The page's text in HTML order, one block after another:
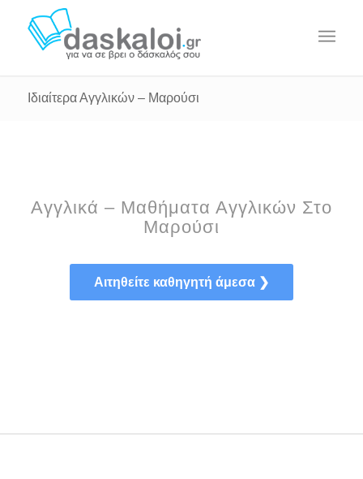
Ιδιαίτερα Αγγλικών – Μαρούσι
Αγγλικά – Μαθήματα Αγγλικών Στο
Μαρούσι
Αιτηθείτε καθηγητή άμεσα ❯